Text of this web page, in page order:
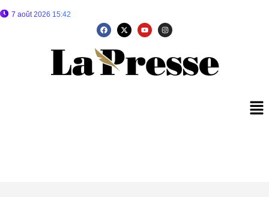
7 août 2026 15:42